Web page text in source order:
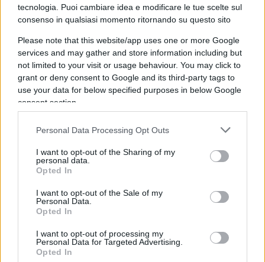
tecnologia. Puoi cambiare idea e modificare le tue scelte sul
consenso in qualsiasi momento ritornando su questo sito
Please note that this website/app uses one or more Google
services and may gather and store information including but
not limited to your visit or usage behaviour. You may click to
grant or deny consent to Google and its third-party tags to
use your data for below specified purposes in below Google
consent section.
Personal Data Processing Opt Outs
I want to opt-out of the Sharing of my
personal data.
Opted In
I want to opt-out of the Sale of my
Personal Data.
Opted In
I want to opt-out of processing my
Personal Data for Targeted Advertising.
Opted In
Cambiamento climatico, lettera al
Papa scritta da un “folle”
26 Aprile 2024, 18:30